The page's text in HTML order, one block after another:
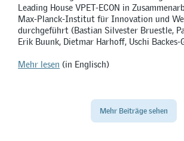
Leading House VPET-ECON in
Max-Planck-Institut für Innovation und
durchgeführt (Bastian Silvester Bruestle,
Erik Buunk, Dietmar Harhoff, Uschi Backes-
Mehr lesen (in Englisch)
Mehr Beiträge sehen